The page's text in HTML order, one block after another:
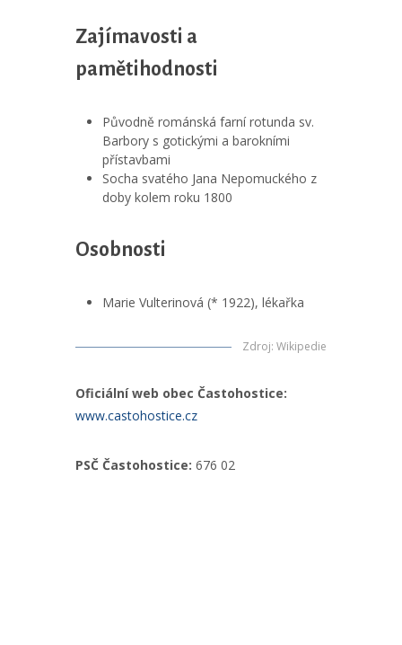
Zajímavosti a
pamětihodnosti
Původně románská farní rotunda sv.
Barbory s gotickými a barokními
přístavbami
Socha svatého Jana Nepomuckého z
doby kolem roku 1800
Osobnosti
Marie Vulterinová (* 1922), lékařka
Zdroj: Wikipedie
Oficiální web obec Častohostice:
www.castohostice.cz
PSČ Častohostice: 676 02